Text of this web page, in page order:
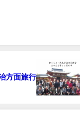
方面旅行